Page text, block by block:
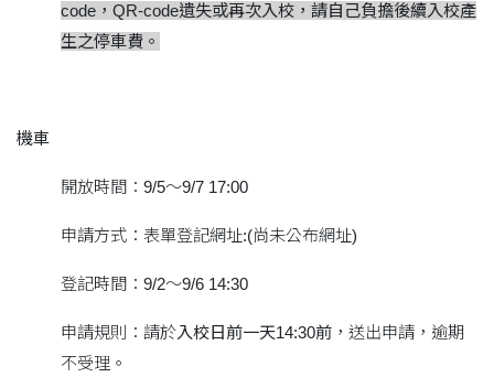
code，QR-code遺失或再次入校，請自己負擔後續入校產
生之停車費。
機車
開放時間：9/5～9/7 17:00
申請方式：表單登記網址:(尚未公布網址)
登記時間：9/2～9/6 14:30
申請規則：請於入校日前一天14:30前 ，送出申請，逾期
不受理。